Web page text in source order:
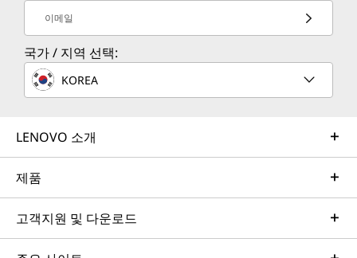
연결하세요.
Windows 11 보안:새로운 Windows 11 보안 기
능11을모두 제공하는 최초의 x86 CPU를 사용하여
안심하고 사용하세요.
을 위해 AMD Ryzen 6000 시리즈 모바일 프로세서가 탑
재된 랩탑을 찾아보십시오. 고급 보안 및 차량 관리 기능
등 비즈니스를 위한 추가 기능이 필요하다면, AMD Ryzen
6000 PRO 시리즈를 고려하십시오. [
Ryzen PRO 프로세서에 대해 자세히 알아보기
이메일
국가 / 지역 선택:
KOREA
LENOVO 소개
제품
고객지원 및 다운로드